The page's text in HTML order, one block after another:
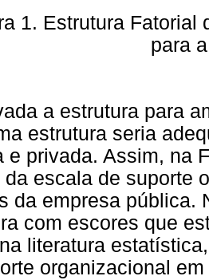
1. Estrutura Fatorial
para
a estrutura para
estrutura seria
e privada. Assim, na
da escala de suporte
da empresa pública.
com escores que
literatura
organizacional